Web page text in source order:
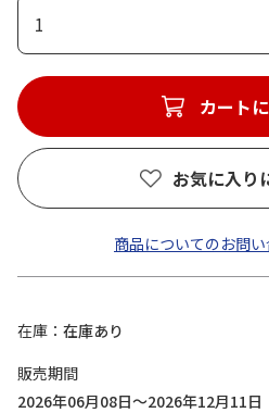
1
カート
お気に入り
商品についてのお問
在庫
在庫あり
販売期間
2026年06月08日～2026年12月11日